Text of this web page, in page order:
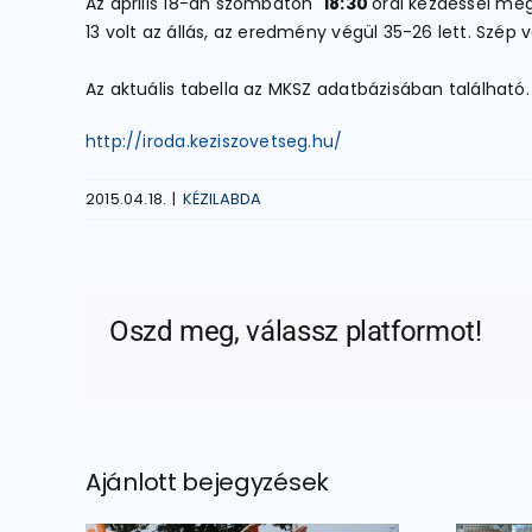
13 volt az állás, az eredmény végül 35-26 lett. Szép
Az aktuális tabella az MKSZ adatbázisában
http://iroda.keziszovetseg.hu/
2015.04.18. | KÉZILABDA
Oszd meg, válassz platformot!
Ajánlott bejegyzések